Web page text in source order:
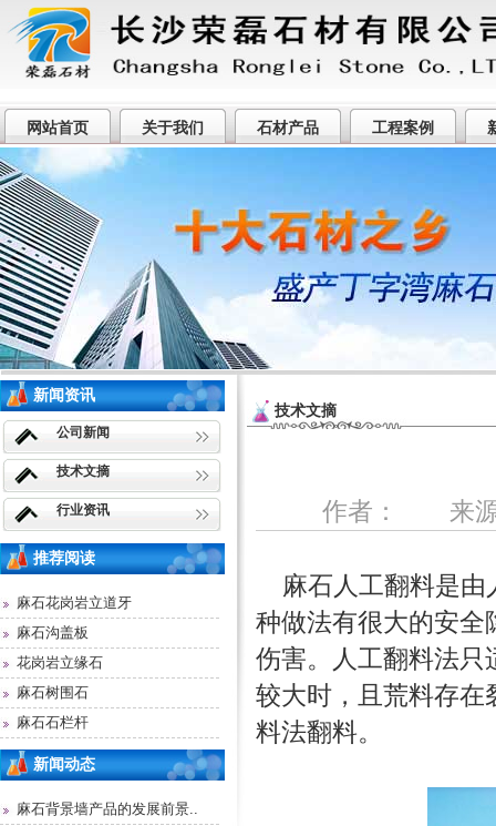
网站首页 关于我们 石材产品 工程案例
荣盛石材厂专业提供望城丁字湾麻石
新闻资讯
公司新闻
技术文摘
行业资讯
推荐阅读
麻石花岗岩立道牙
麻石沟盖板
花岗岩立缘石
麻石树围石
麻石石栏杆
新闻动态
麻石背景墙产品的发展前景..
技术文摘
作者： 来
麻石 人工翻料是
种做法有很大的安全
伤害。人工翻料法只
较大时，且荒料存在
料法翻料。